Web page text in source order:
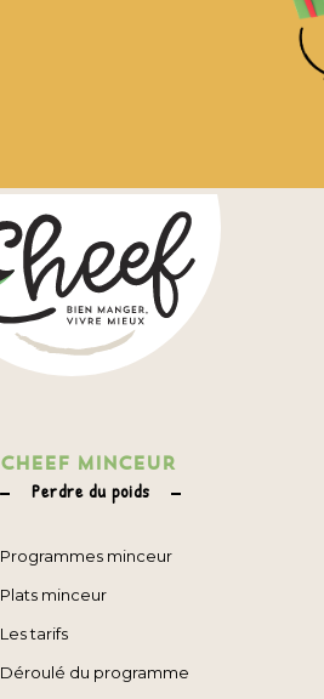
CHEEF MINCEUR
Perdre du poids
Programmes minceur
Plats minceur
Les tarifs
Déroulé du programme